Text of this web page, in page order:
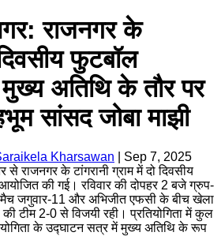
राजनगर के
फुटबॉल
मुख्य अतिथि के तौर पर
सांसद जोबा माझी
Kharsawan
Sep 7, 2025
राजनगर के टांगरानी ग्राम में दो दिवसीय
आयोजित की गई। रविवार की दोपहर 2 बजे ग्रुप-
जगुवार-11 और अभिजीत एफसी के बीच खेला
टीम 2-0 से विजयी रही। प्रतियोगिता में कुल
के उद्घाटन सत्र में मुख्य अतिथि के रूप